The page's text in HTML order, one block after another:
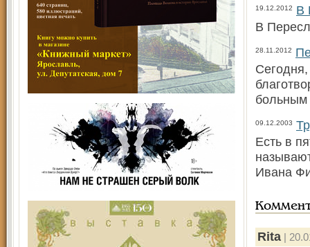
19.12.2012
В
В
28.11.2012
больным
09.12.2003
Есть в
Ивана
Rita |